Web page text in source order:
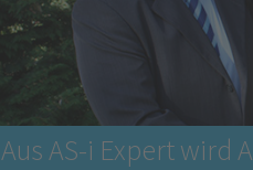
Aus AS-i Expert wird